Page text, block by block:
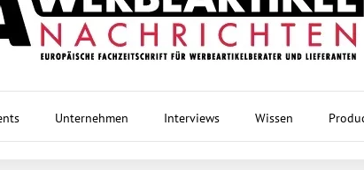
Unternehmen Interviews Wissen